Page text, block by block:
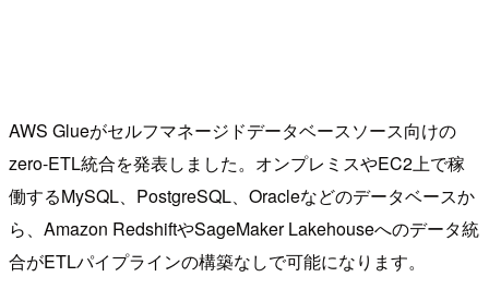
AWS Glueがセルフマネージドデータベースソース向けの
zero-ETL統合を発表しました。オンプレミスやEC2上で稼
働するMySQL、PostgreSQL、Oracleなどのデータベースか
ら、Amazon RedshiftやSageMaker Lakehouseへのデータ統
合がETLパイプラインの構築なしで可能になります。